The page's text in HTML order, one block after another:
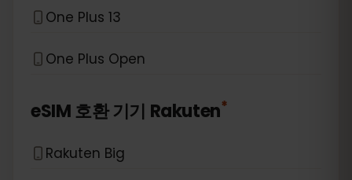
One Plus 13
One Plus Open
eSIM 호환 기기 Rakuten*
Rakuten Big